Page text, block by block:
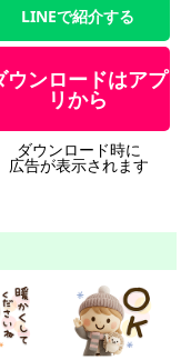
LINEで紹介する
ウンロードはアプ
リから
ダウンロード時に
広告が表示されます